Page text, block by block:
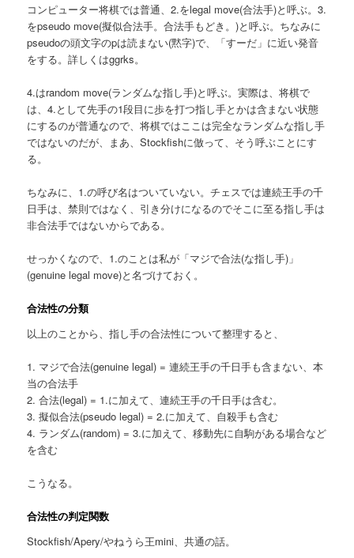
コンピューター将棋では普通、2.をlegal move(合法手)と呼ぶ。3.
をpseudo move(擬似合法手。合法手もどき。)と呼ぶ。ちなみに
pseudoの頭文字のpは読まない(黙字)で、「すーだ」に近い発音
をする。詳しくはggrks。
4.はrandom move(ランダムな指し手)と呼ぶ。実際は、将棋で
は、4.として先手の1段目に歩を打つ指し手とかは含まない状態
にするのが普通なので、将棋ではここは完全なランダムな指し手
ではないのだが、まあ、Stockfishに倣って、そう呼ぶことにす
る。
ちなみに、1.の呼び名はついていない。チェスでは連続王手の千
日手は、禁則ではなく、引き分けになるのでそこに至る指し手は
非合法手ではないからである。
せっかくなので、1.のことは私が「マジで合法(な指し手)」
(genuine legal move)と名づけておく。
合法性の分類
以上のことから、指し手の合法性について整理すると、
1. マジで合法(genuine legal) = 連続王手の千日手も含まない、本
当の合法手
2. 合法(legal) = 1.に加えて、連続王手の千日手は含む。
3. 擬似合法(pseudo legal) = 2.に加えて、自殺手も含む
4. ランダム(random) = 3.に加えて、移動先に自駒がある場合など
を含む
こうなる。
合法性の判定関数
Stockfish/Apery/やねうら王mini、共通の話。